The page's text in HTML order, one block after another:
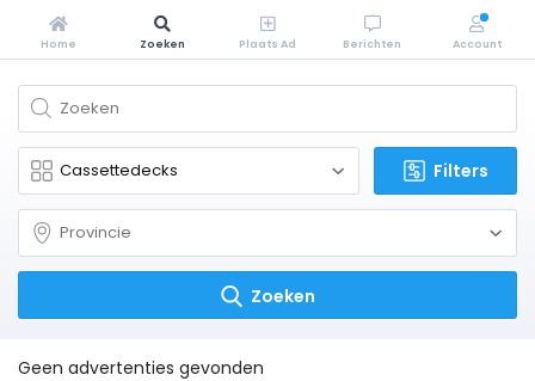
Filters
Zoeken
Geen advertenties gevonden
Home Zoeken Plaats Ad Berichten Account